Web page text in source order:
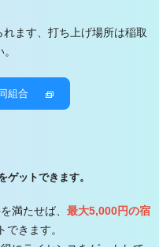
ます、打ち上げ場所は稲取
組合
ゲットできます。
満たせば、 最大5,000円の宿
できます。